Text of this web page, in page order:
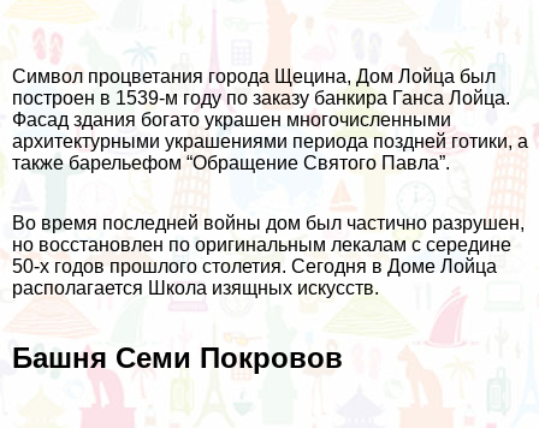
Символ процветания города Щецина, Дом Лойца был
построен в 1539-м году по заказу банкира Ганса Лойца.
Фасад здания богато украшен многочисленными
архитектурными украшениями периода поздней готики, а
также барельефом “Обращение Святого Павла”.
Во время последней войны дом был частично разрушен,
но восстановлен по оригинальным лекалам с середине
50-х годов прошлого столетия. Сегодня в Доме Лойца
располагается Школа изящных искусств.
Башня Семи Покровов